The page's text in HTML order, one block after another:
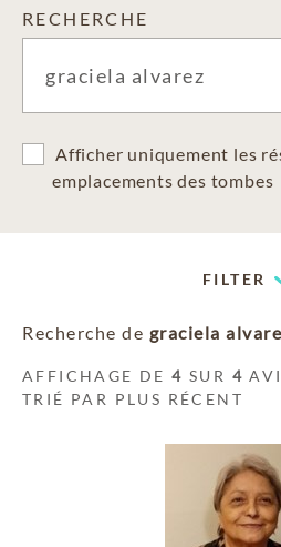
RECHERCHE
Afficher uniquement les
emplacements des tombes
FILTER
Recherche de graciela
AFFICHAGE DE4 SUR 4
TRIÉ PAR PLUS RÉCENT